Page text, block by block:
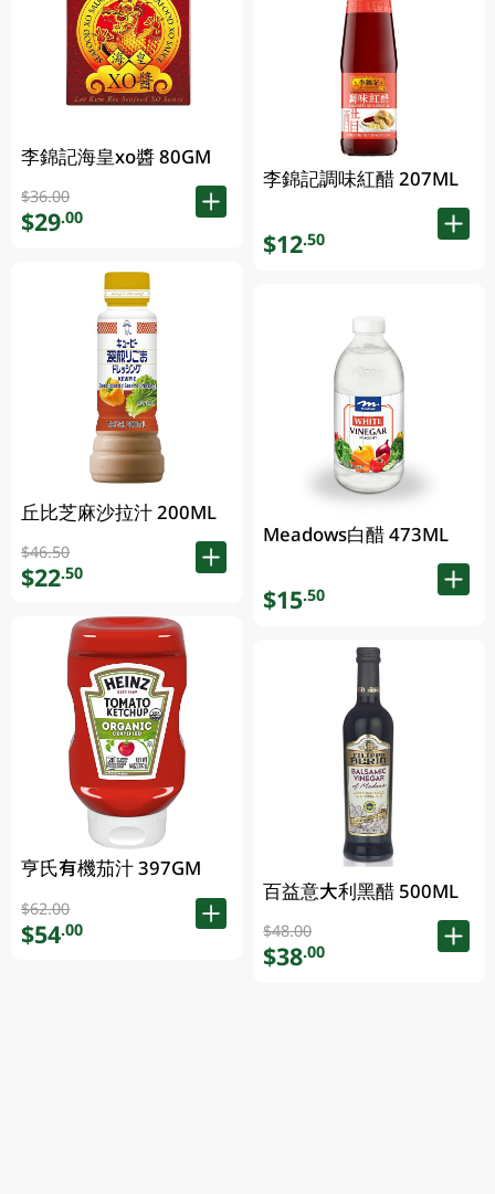
李錦記海皇xo醬 80GM
$36.00
$29.00
丘比芝麻沙拉汁 200ML
$46.50
$22.50
亨氏有機茄汁 397GM
$62.00
$54.00
李錦記調味紅醋 207ML
$12.50
Meadows白醋 473ML
$15.50
百益意大利黑醋 500ML
$48.00
$38.00